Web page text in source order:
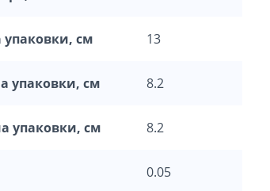
упаковки, см 13
упаковки, см 8.2
упаковки, см 8.2
0.05